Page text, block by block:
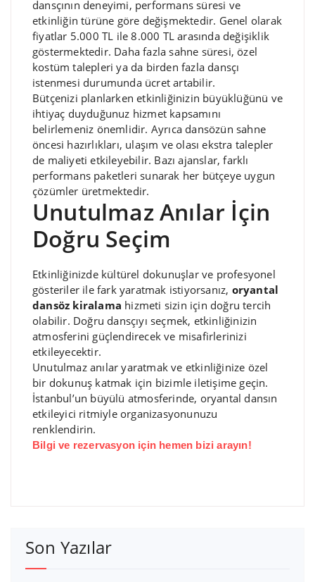
dansçının deneyimi, performans süresi ve
etkinliğin türüne göre değişmektedir. Genel olarak
fiyatlar 5.000 TL ile 8.000 TL arasında değişiklik
göstermektedir. Daha fazla sahne süresi, özel
kostüm talepleri ya da birden fazla dansçı
istenmesi durumunda ücret artabilir.
Bütçenizi planlarken etkinliğinizin büyüklüğünü ve
ihtiyaç duyduğunuz hizmet kapsamını
belirlemeniz önemlidir. Ayrıca dansözün sahne
öncesi hazırlıkları, ulaşım ve olası ekstra talepler
de maliyeti etkileyebilir. Bazı ajanslar, farklı
performans paketleri sunarak her bütçeye uygun
çözümler üretmektedir.
Unutulmaz Anılar İçin
Doğru Seçim
Etkinliğinizde kültürel dokunuşlar ve profesyonel
gösteriler ile fark yaratmak istiyorsanız, oryantal
dansöz kiralama hizmeti sizin için doğru tercih
olabilir. Doğru dansçıyı seçmek, etkinliğinizin
atmosferini güçlendirecek ve misafirlerinizi
etkileyecektir.
Unutulmaz anılar yaratmak ve etkinliğinize özel
bir dokunuş katmak için bizimle iletişime geçin.
İstanbul’un büyülü atmosferinde, oryantal dansın
etkileyici ritmiyle organizasyonunuzu
renklendirin.
Bilgi ve rezervasyon için hemen bizi arayın!
Son Yazılar